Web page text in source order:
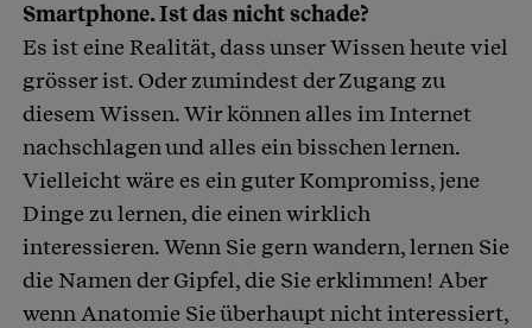
Smartphone. Ist das nicht schade?
Es ist eine Realität, dass unser Wissen heute viel
grösser ist. Oder zumindest der Zugang zu
diesem Wissen. Wir können alles im Internet
nachschlagen und alles ein bisschen lernen.
Vielleicht wäre es ein guter Kompromiss, jene
Dinge zu lernen, die einen wirklich
interessieren. Wenn Sie gern wandern, lernen Sie
die Namen der Gipfel, die Sie erklimmen! Aber
wenn Anatomie Sie überhaupt nicht interessiert,